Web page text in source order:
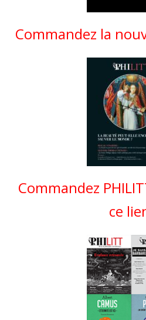
Commandez la
Commandez
ce